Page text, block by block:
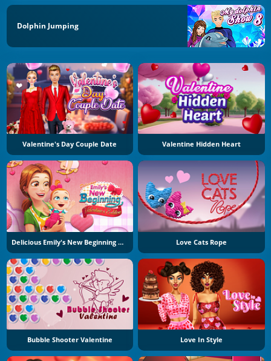
Dolphin Jumping
Valentine's Day Couple Date Valentine Hidden Heart
Delicious Emily's New Beginning Valentine's Edition Love Cats Rope
Bubble Shooter Valentine Love In Style